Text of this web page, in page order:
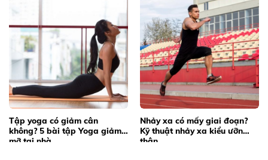
Tập yoga có giảm cân
không? 5 bài tập Yoga giảm
mỡ tại nhà
Nhảy xa có mấy giai đoạn?
Kỹ thuật nhảy xa kiểu ưỡn
thân